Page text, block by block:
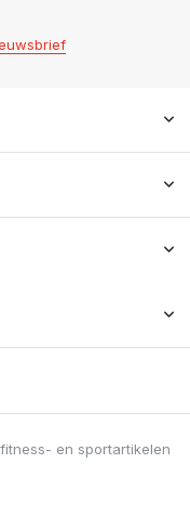
en sportartikelen